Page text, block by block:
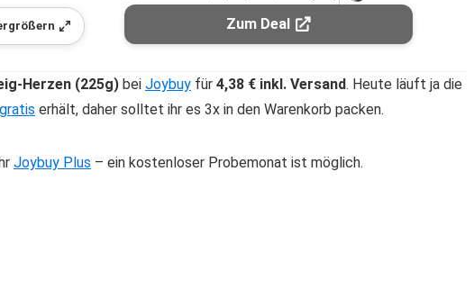
Zum Deal
Herzen (225g) bei Joybuy für 4,38 € inkl. Versand. Heute läuft ja die
gratis erhält, daher solltet ihr es 3x in den Warenkorb packen.
Joybuy Plus – ein kostenloser Probemonat ist möglich.